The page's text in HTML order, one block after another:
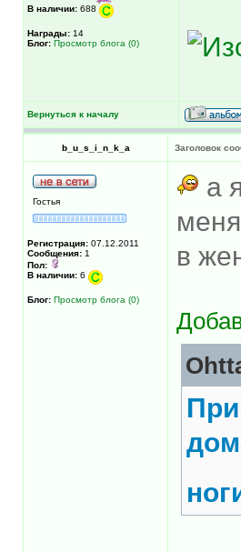
В наличии: 688
Награды: 14
Блог: Просмотр блога (0)
Вернуться к началу
b_u_s_i_n_k_a Заголовок
Гостья
Регистрация: 07.12.2011
Сообщения: 1
Пол:
В наличии: 6
Блог: Просмотр блога (0)
а
в